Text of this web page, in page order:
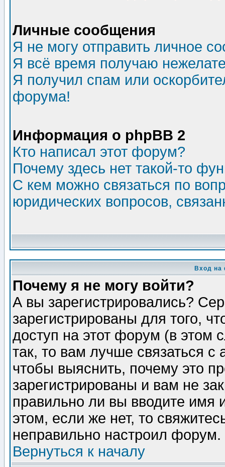
Личные сообщения
Я не могу отправить личное
Я всё время получаю
Я получил спам или
форума!
Информация о phpBB 2
Кто написал этот форум?
Почему здесь нет такой-то
С кем можно связаться по
юридических вопросов,
Вход на
Почему я не могу войти?
А вы зарегистрировались?
зарегистрированы для того,
доступ на этот форум (в этом
так, то вам лучше связаться
чтобы выяснить, почему это
зарегистрированы и вам не
правильно ли вы вводите
этом, если же нет, то
неправильно настроил форум.
Вернуться к началу